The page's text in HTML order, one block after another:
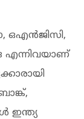
ഒഎൻജിസി,
എന്നിവയാണ്
ഇന്ത്യ